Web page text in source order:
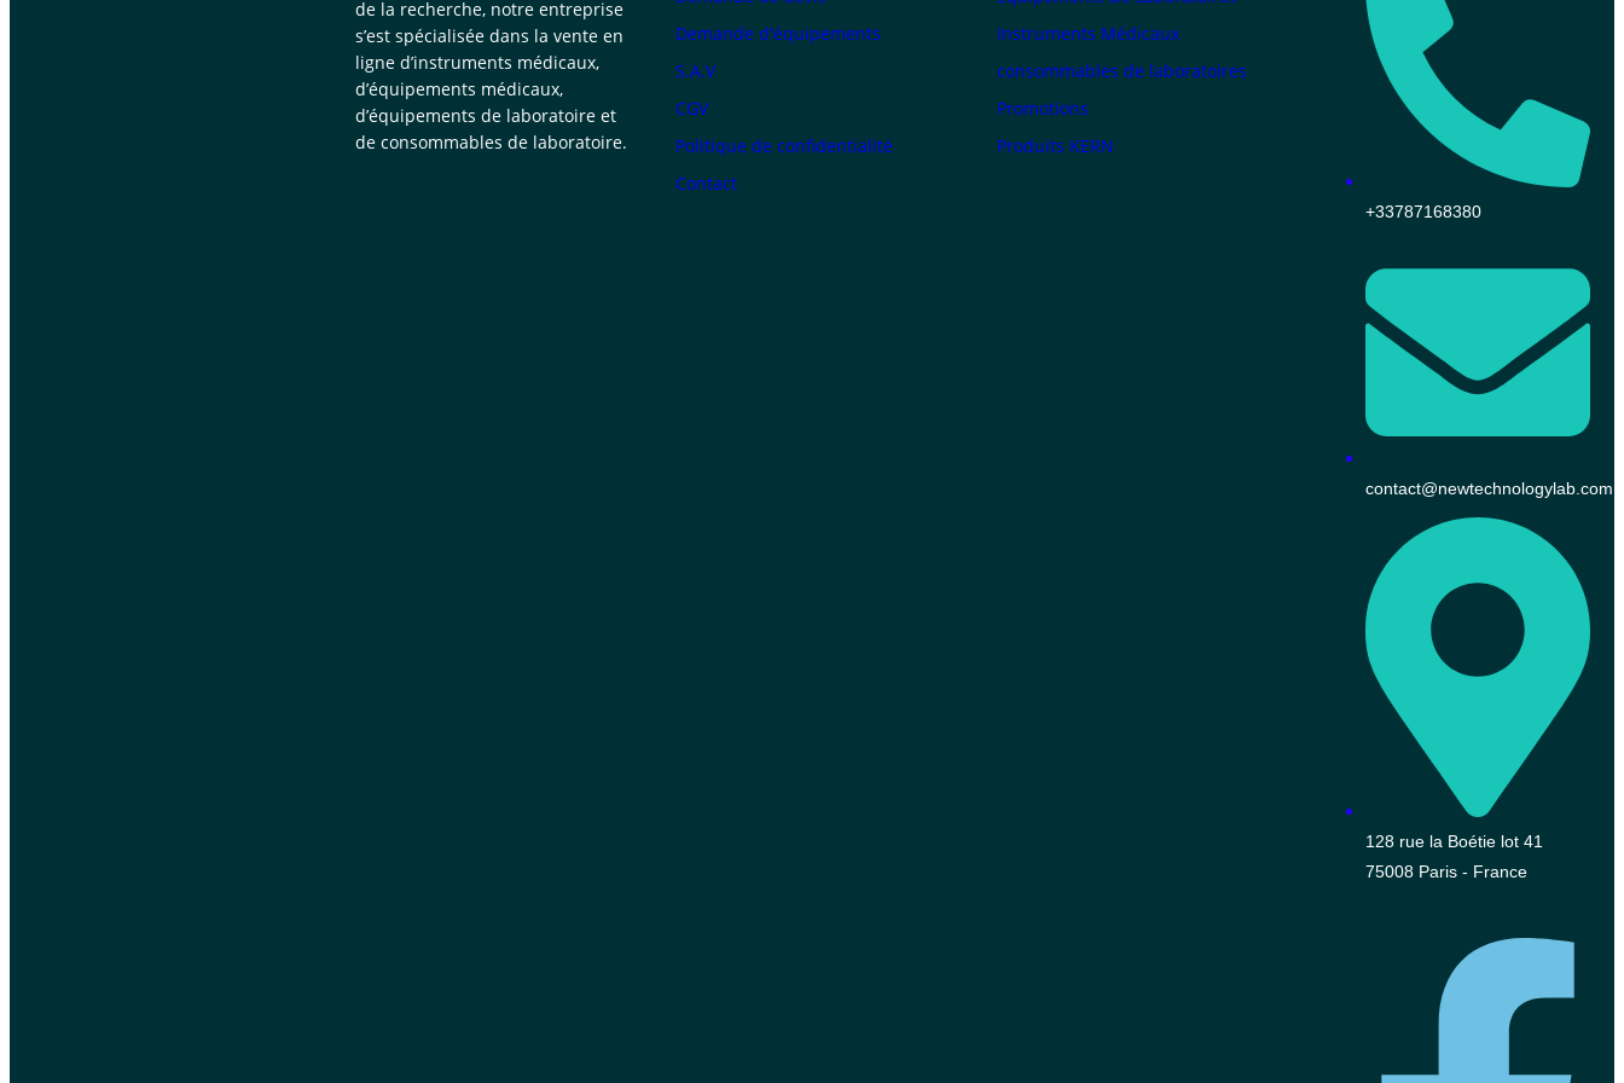
de la recherche, notre entreprise
s’est spécialisée dans la vente en
ligne d’instruments médicaux,
d’équipements médicaux,
d’équipements de laboratoire et
de consommables de laboratoire.
Demande d'équipements
S.A.V
CGV
Politique de confidentialité
Contact
Instruments Médicaux
consommables de laboratoires
Promotions
Produits KERN
+33787168380
contact@newtechnologylab.com
128 rue la Boétie lot 41
75008 Paris - France